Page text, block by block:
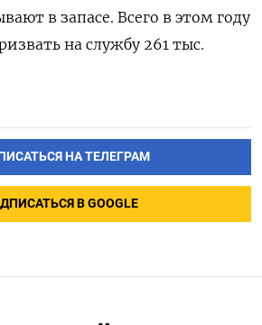
в запасе. Всего в этом году
на службу 261 тыс.
НА ТЕЛЕГРАМ
В GOOGLE